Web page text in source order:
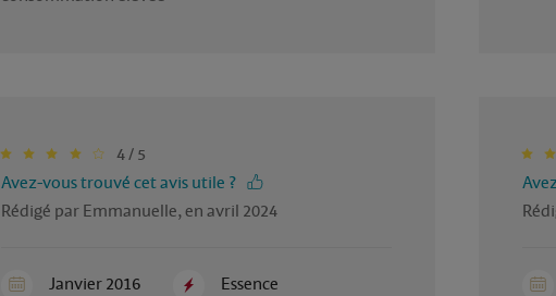
4 / 5
Avez-vous trouvé cet avis utile ?
Rédigé par Emmanuelle, en avril 2024
Janvier 2016 Essence